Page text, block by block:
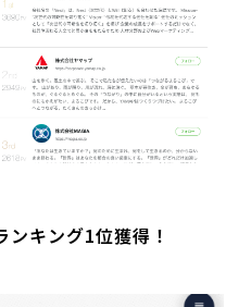
キング1位獲得！